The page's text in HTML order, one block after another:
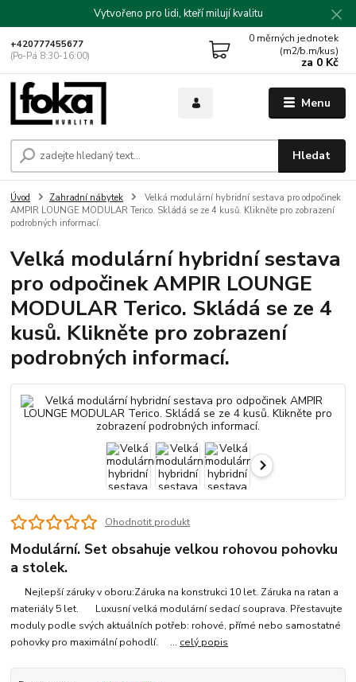
Vytvořeno pro lidi, kteří milují kvalitu
Menu
Hledat
+420777455677
(Po-Pá 8:30-16:00)
0 měrných jednotek
(m2/b.m/kus)
za 0 Kč
Úvod Zahradní nábytek
AMPIR LOUNGE MODULAR Terico. Skládá se ze 4 kusů. Klikněte pro zobrazení
podrobných informací.
Velká modulární hybridní sestava
pro odpočinek AMPIR LOUNGE
MODULAR Terico. Skládá se ze 4
kusů. Klikněte pro zobrazení
podrobných informací.
Ohodnotit produkt
Modulární. Set obsahuje velkou rohovou pohovku
a stolek.
materiály 5 let. Luxusní velká modulární sedací souprava. Přestavujte
moduly podle svých aktuálních potřeb: rohové, přímé nebo samostatné
pohovky pro maximální pohodlí. ... celý popis